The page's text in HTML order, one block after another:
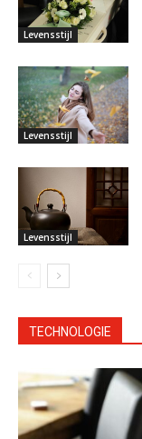
Levensstijl
Levensstijl
Levensstijl
TECHNOLOGIE